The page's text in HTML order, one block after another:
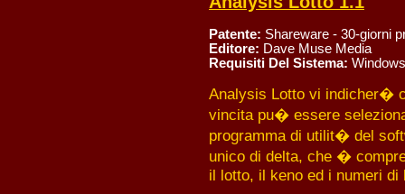
Patente: Shareware - 30-giorni
Editore: Dave Muse Media
Requisiti Del Sistema:
Analysis Lotto vi indicher�
vincita pu� essere
programma di utilit� del
unico di delta, che �
il lotto, il keno ed i numeri di